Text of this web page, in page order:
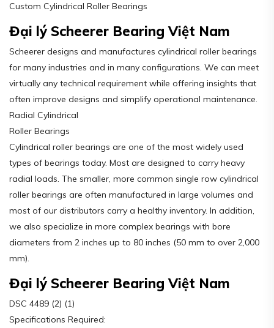
Custom Cylindrical Roller Bearings
Đại lý Scheerer Bearing Việt Nam
Scheerer designs and manufactures cylindrical roller bearings
for many industries and in many configurations. We can meet
virtually any technical requirement while offering insights that
often improve designs and simplify operational maintenance.
Radial Cylindrical
Roller Bearings
Cylindrical roller bearings are one of the most widely used
types of bearings today. Most are designed to carry heavy
radial loads. The smaller, more common single row cylindrical
roller bearings are often manufactured in large volumes and
most of our distributors carry a healthy inventory. In addition,
we also specialize in more complex bearings with bore
diameters from 2 inches up to 80 inches (50 mm to over 2,000
mm).
Đại lý Scheerer Bearing Việt Nam
DSC 4489 (2) (1)
Specifications Required: